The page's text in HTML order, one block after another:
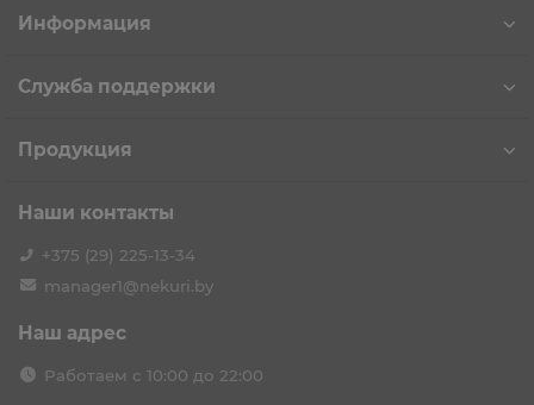
Информация
Служба поддержки
Продукция
Наши контакты
+375 (29) 225-13-34
manager1@nekuri.by
Наш адрес
Работаем с 10:00 до 22:00